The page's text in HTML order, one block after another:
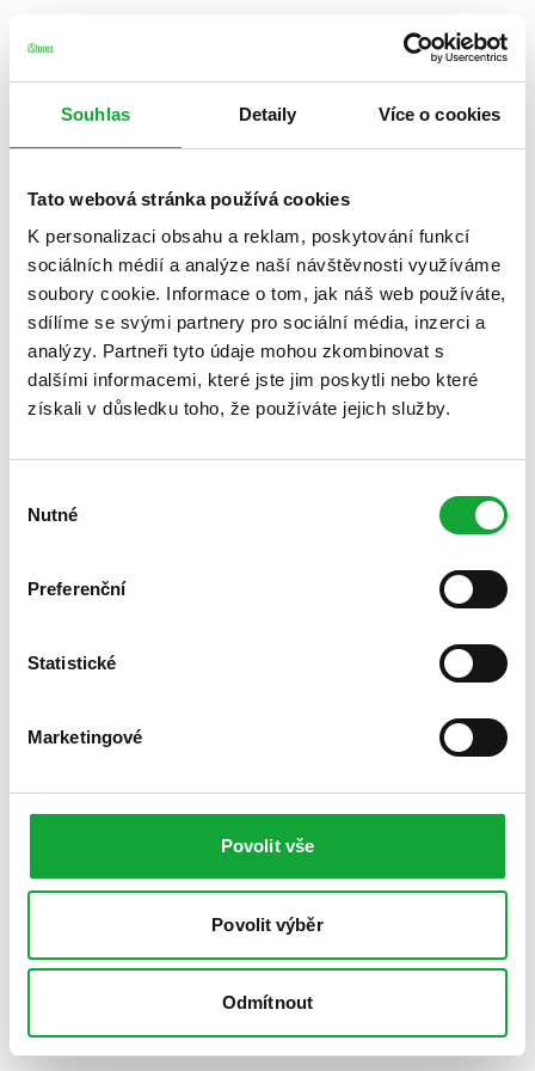
Souhlas Detaily Více o cookies
Tato webová stránka používá cookies
K personalizaci obsahu a reklam, poskytování funkcí
sociálních médií a analýze naší návštěvnosti využíváme
soubory cookie. Informace o tom, jak náš web používáte,
sdílíme se svými partnery pro sociální média, inzerci a
analýzy. Partneři tyto údaje mohou zkombinovat s
dalšími informacemi, které jste jim poskytli nebo které
získali v důsledku toho, že používáte jejich služby.
souhlasu
Nutné
Preferenční
Statistické
Marketingové
Povolit vše
Povolit výběr
Odmítnout